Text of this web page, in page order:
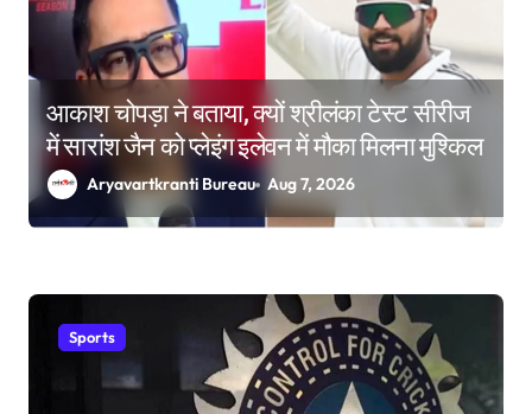
आकाश चोपड़ा ने बताया, क्यों श्रीलंका टेस्ट सीरीज
में सारांश जैन को प्लेइंग इलेवन में मौका मिलना मुश्किल
Aryavartkranti Bureau Aug 7, 2026
Sports